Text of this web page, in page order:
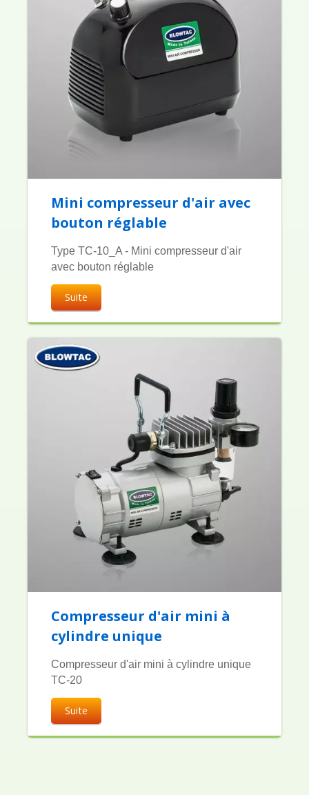
Mini compresseur d'air avec
bouton réglable
Type TC-10_A - Mini compresseur d'air
avec bouton réglable
Suite
Compresseur d'air mini à
cylindre unique
Compresseur d'air mini à cylindre unique
TC-20
Suite